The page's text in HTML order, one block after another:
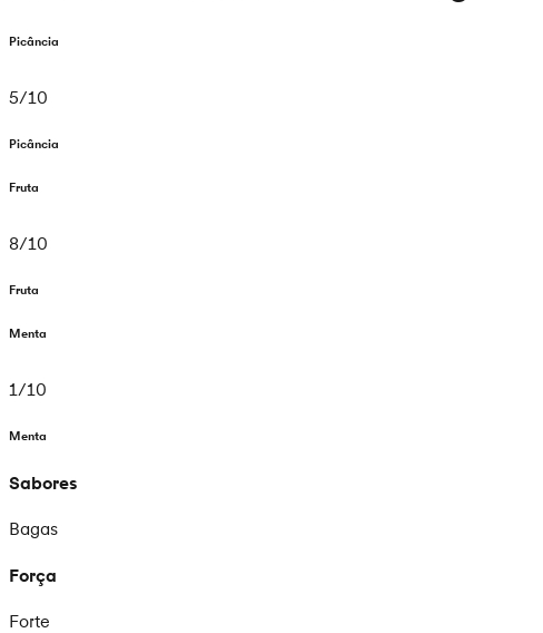
Picância
5/10
Picância
Fruta
8/10
Fruta
Menta
1/10
Menta
Sabores
Bagas
Força
Forte